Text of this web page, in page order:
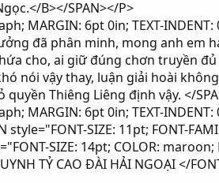
B></SPAN></P>
MARGIN: 6pt 0in; TEXT-
đã phân minh, mong anh
cho, ai giữ đúng chơn truyền
nói vậy thay, luận giải hoài
Thiêng Liêng định vậy. </
MARGIN: 6pt 0in; TEXT-
style="FONT-SIZE: 11pt; FONT-
SIZE: 14pt; COLOR:
TỶ CAO ĐÀI HẢI NGOẠI </